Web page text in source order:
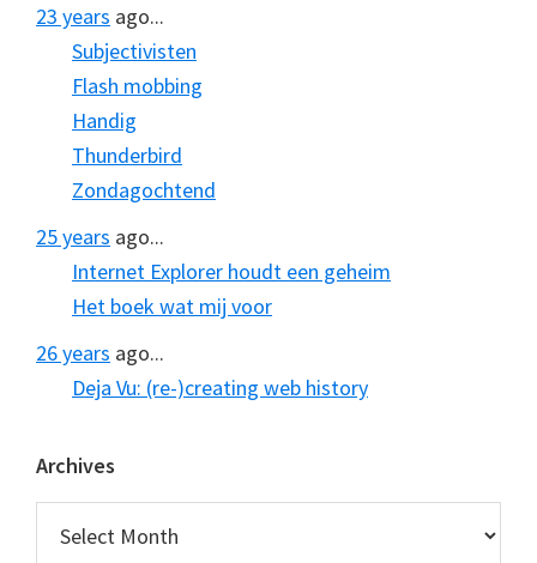
23 years ago...
Subjectivisten
Flash mobbing
Handig
Thunderbird
Zondagochtend
25 years ago...
Internet Explorer houdt een geheim
Het boek wat mij voor
26 years ago...
Deja Vu: (re-)creating web history
Archives